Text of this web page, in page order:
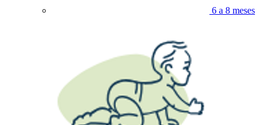
6 a 8 meses